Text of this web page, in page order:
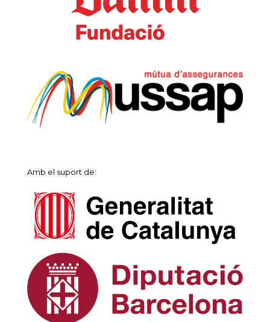
Amb el suport de: